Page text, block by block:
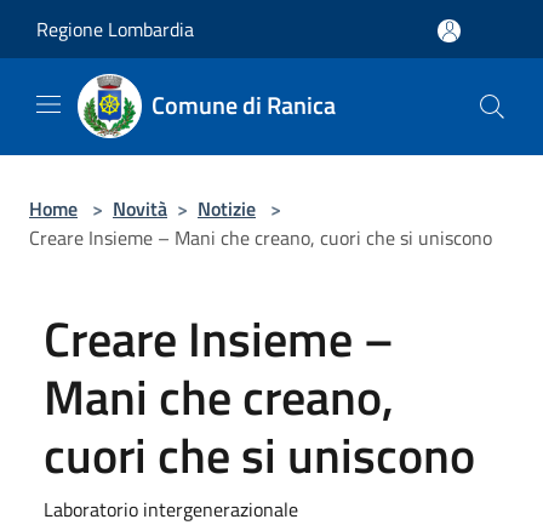
Regione Lombardia
Comune di Ranica
Home > Novità > Notizie >
Creare Insieme – Mani che creano, cuori che si uniscono
Creare Insieme –
Mani che creano,
cuori che si uniscono
Laboratorio intergenerazionale